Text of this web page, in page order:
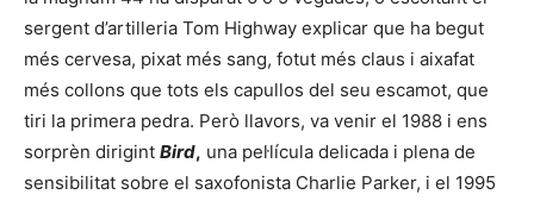
sergent d’artilleria Tom Highway explicar que ha begut
més cervesa, pixat més sang, fotut més claus i aixafat
més collons que tots els capullos del seu escamot, que
tiri la primera pedra. Però llavors, va venir el 1988 i ens
sorprèn dirigint Bird, una pel·lícula delicada i plena de
sensibilitat sobre el saxofonista Charlie Parker, i el 1995